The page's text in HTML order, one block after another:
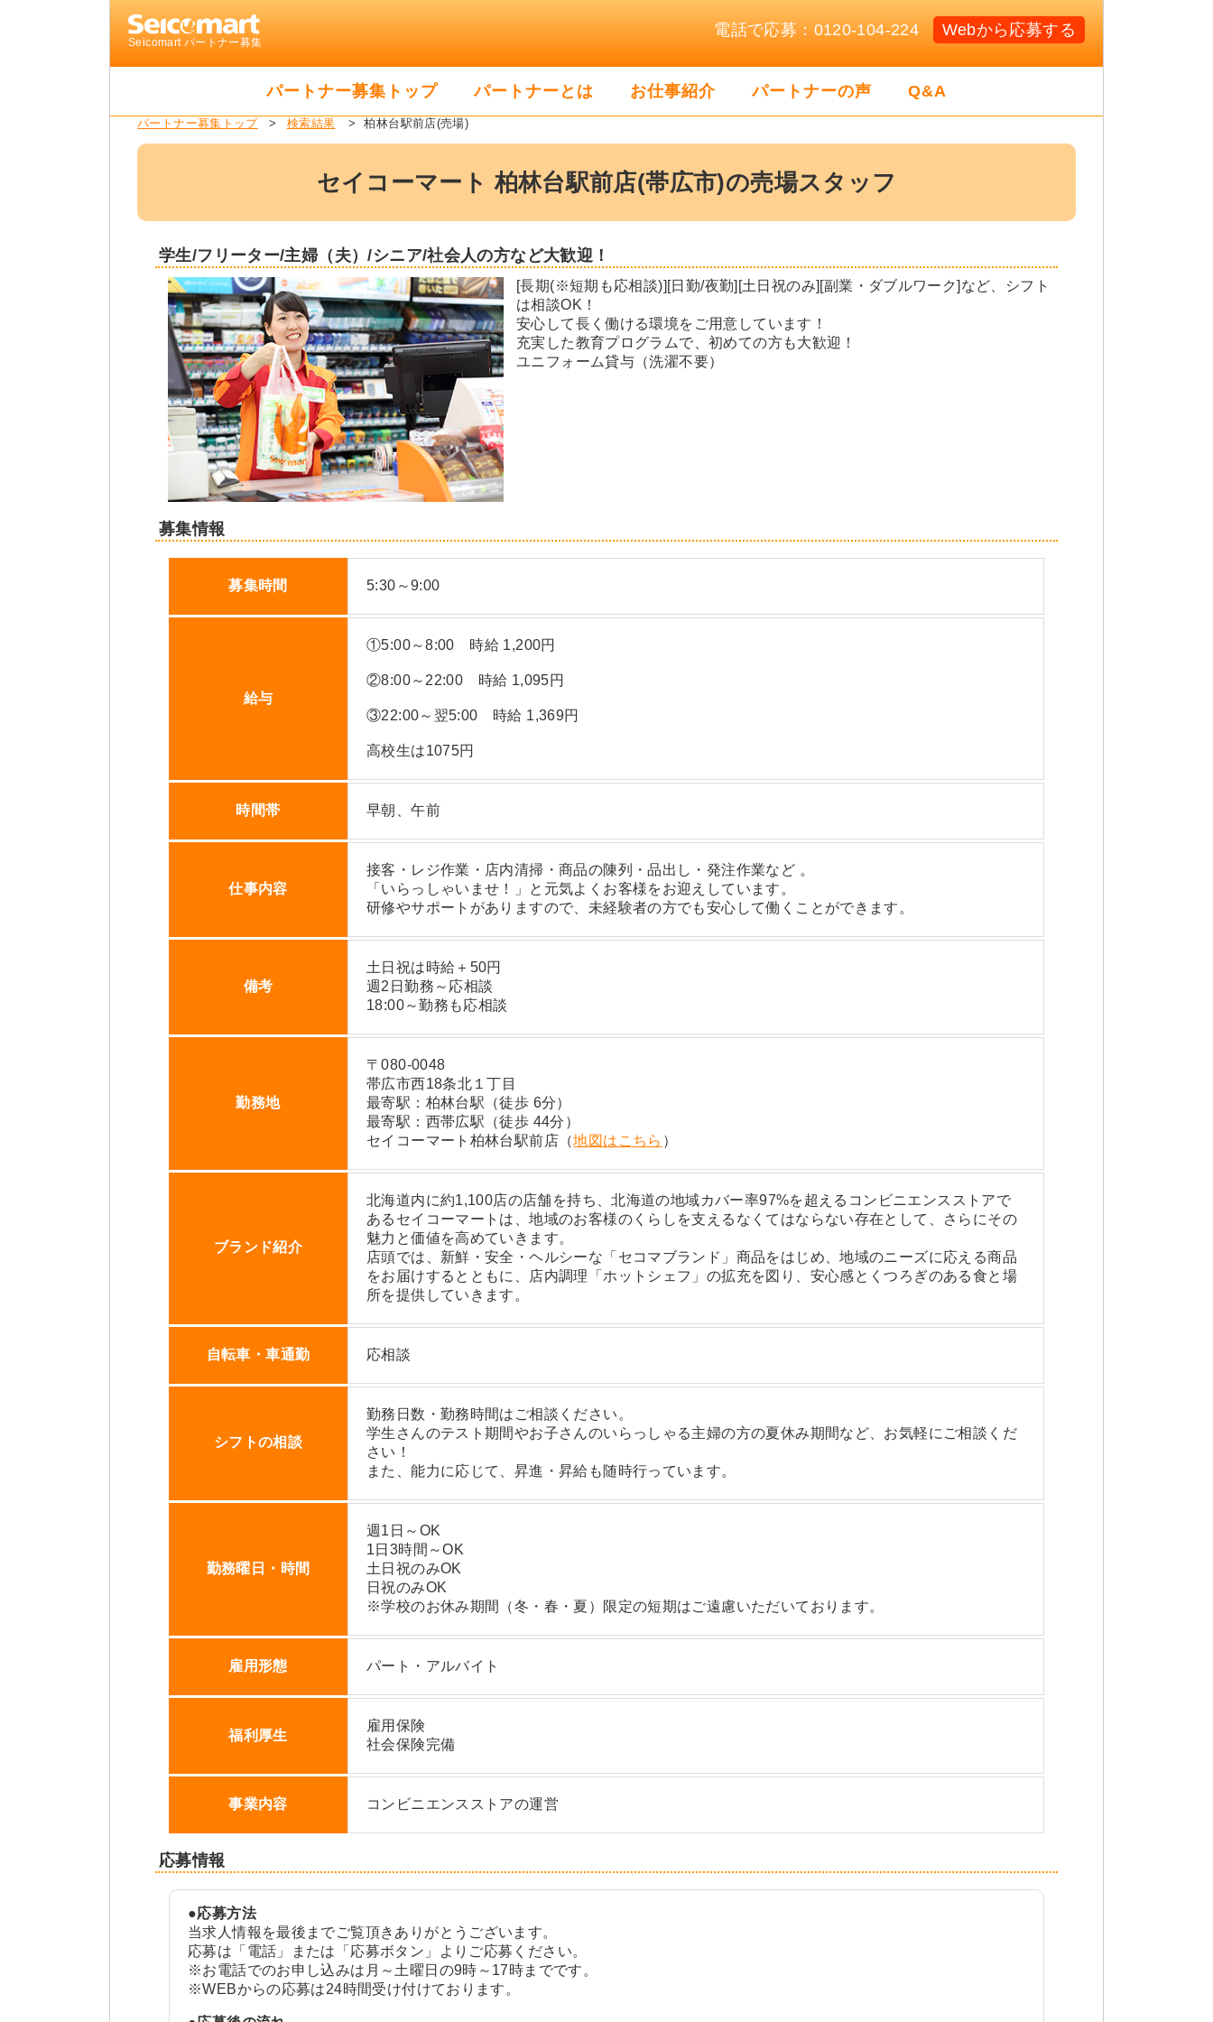
Seicomart パートナー募集
電話で応募：0120-104-224 Webから応募する
パートナー募集トップ パートナーとは お仕事紹介 パートナーの声 Q&A
パートナー募集トップ 検索結果 柏林台駅前店(売場)
セイコーマート 柏林台駅前店(帯広市)の売場スタッフ
学生/フリーター/主婦（夫）/シニア/社会人の方など大歓迎！
[長期(※短期も応相談)][日勤/夜勤][土日祝のみ][副業・ダブルワーク]など、
シフト
は相談OK！
安心して長く働ける環境をご用意しています！
充実した教育プログラムで、初めての方も大歓迎！
ユニフォーム貸与（洗濯不要）
募集情報
募集時間 5:30～9:00
給与
①5:00～8:00 時給 1,200円
②8:00～22:00 時給 1,095円
③22:00～翌5:00 時給 1,369円
高校生は1075円
時間帯 早朝、午前
仕事内容
接客・レジ作業・店内清掃・商品の陳列・品出し・発注作業など 。
「いらっしゃいませ！」と元気よくお客様をお迎えしています。
研修やサポートがありますので、未経験者の方でも安心して働くことができます。
備考
土日祝は時給＋50円
週2日勤務～応相談
18:00～勤務も応相談
勤務地
〒080-0048
帯広市西18条北１丁目
最寄駅：柏林台駅（徒歩 6分）
最寄駅：西帯広駅（徒歩 44分）
セイコーマート柏林台駅前店（地図はこちら ）
ブランド紹介
北海道内に約1,100店の店舗を持ち、北海道の地域カバー率97%を超えるコンビニエンスストアで
あるセイコーマートは、地域のお客様のくらしを支えるなくてはならない存在として、さらにその
魅力と価値を高めていきます。
店頭では、新鮮・安全・ヘルシーな「セコマブランド」商品をはじめ、地域のニーズに応える商品
をお届けするとともに、店内調理「ホットシェフ」の拡充を図り、安心感とくつろぎのある食と場
所を提供していきます。
自転車・車通勤 応相談
シフトの相談
勤務日数・勤務時間はご相談ください。
学生さんのテスト期間やお子さんのいらっしゃる主婦の方の夏休み期間など、お気軽にご相談くだ
さい！
また、能力に応じて、昇進・昇給も随時行っています。
勤務曜日・時間
週1日～OK
1日3時間～OK
土日祝のみOK
日祝のみOK
※学校のお休み期間（冬・春・夏）限定の短期はご遠慮いただいております。
雇用形態 パート・アルバイト
福利厚生
雇用保険
社会保険完備
事業内容 コンビニエンスストアの運営
応募情報
●応募方法
当求人情報を最後までご覧頂きありがとうございます。
応募は「電話」または「応募ボタン」よりご応募ください。
※お電話でのお申し込みは月～土曜日の9時～17時までです。
※WEBからの応募は24時間受け付けております。